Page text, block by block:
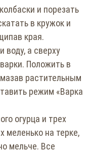
и порезать
в кружок и
края.
воду, а сверху
Положить в
растительным
режим «Варка
огурца и трех
меленько на терке,
мельче. Все